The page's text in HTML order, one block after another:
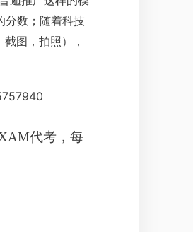
分数；随着科技
图，拍照），
代考，每